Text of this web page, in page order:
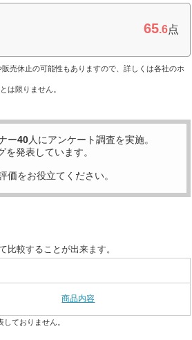
65.6点
売休止の可能性もありますので、詳しくは各社のホ
は限りません。
ー40人にアンケート調査を実施。
を発表しています。
をお役立てください。
較することが出来ます。
商品内容
ておりません。